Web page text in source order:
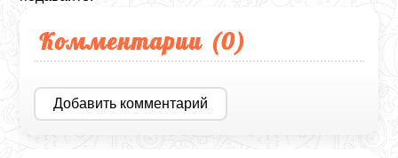
Комментарии (0)
Добавить комментарий